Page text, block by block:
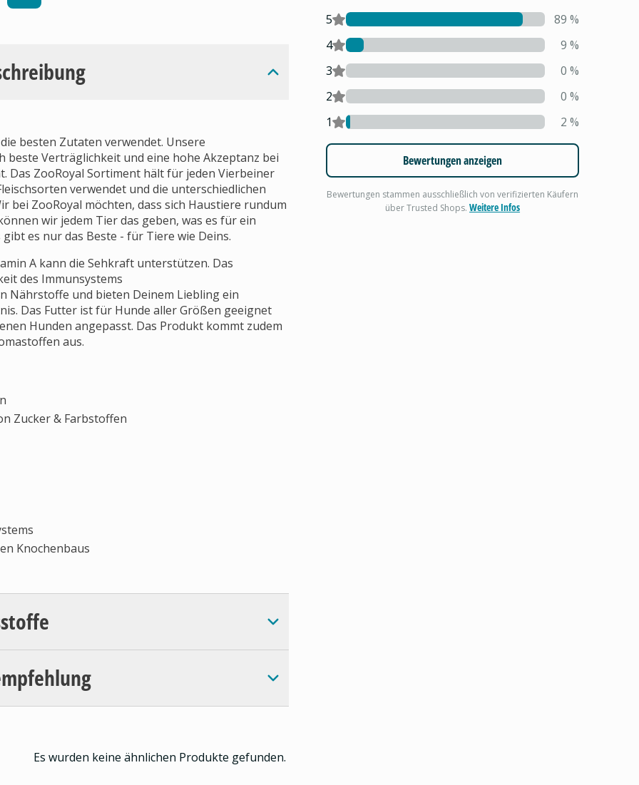
besten Zutaten verwendet. Unsere
Verträglichkeit und eine hohe Akzeptanz bei
Das ZooRoyal Sortiment hält für jeden Vierbeiner
verwendet und die unterschiedlichen
bei ZooRoyal möchten, dass sich Haustiere rundum
wir jedem Tier das geben, was es für ein
es nur das Beste - für Tiere wie Deins.
A kann die Sehkraft unterstützen. Das
des Immunsystems
Nährstoffe und bieten Deinem Liebling ein
Das Futter ist für Hunde aller Größen geeignet
Hunden angepasst. Das Produkt kommt zudem
aus.
Zucker & Farbstoffen
Knochenbaus
5 89 %
4
9 %
3
0 %
2
0 %
1
2 %
Bewertungen anzeigen
Bewertungen stammen ausschließlich von verifizierten Käufern
über Trusted Shops.Weitere Infos
Es wurden keine ähnlichen Produkte gefunden.